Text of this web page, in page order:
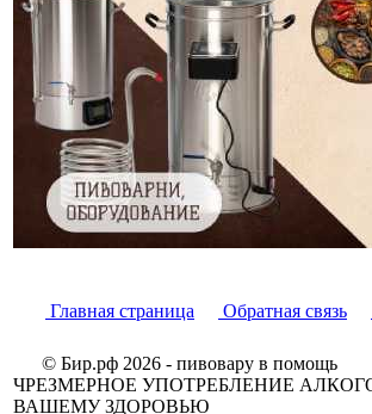
Главная страница Обратная связь
© Бир.рф 2026 - пивовару в помощь
ЧРЕЗМЕРНОЕ УПОТРЕБЛЕНИЕ
ВАШЕМУ ЗДОРОВЬЮ